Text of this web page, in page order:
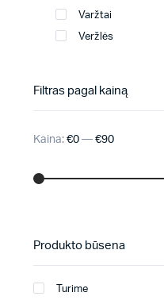
Varžtai
Veržlės
Filtras pagal kainą
Kaina: €0— €90
Produkto būsena
Turime